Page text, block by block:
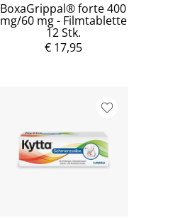
BoxaGrippal® forte 400
mg/60 mg - Filmtablette
12 Stk.
€ 17,95